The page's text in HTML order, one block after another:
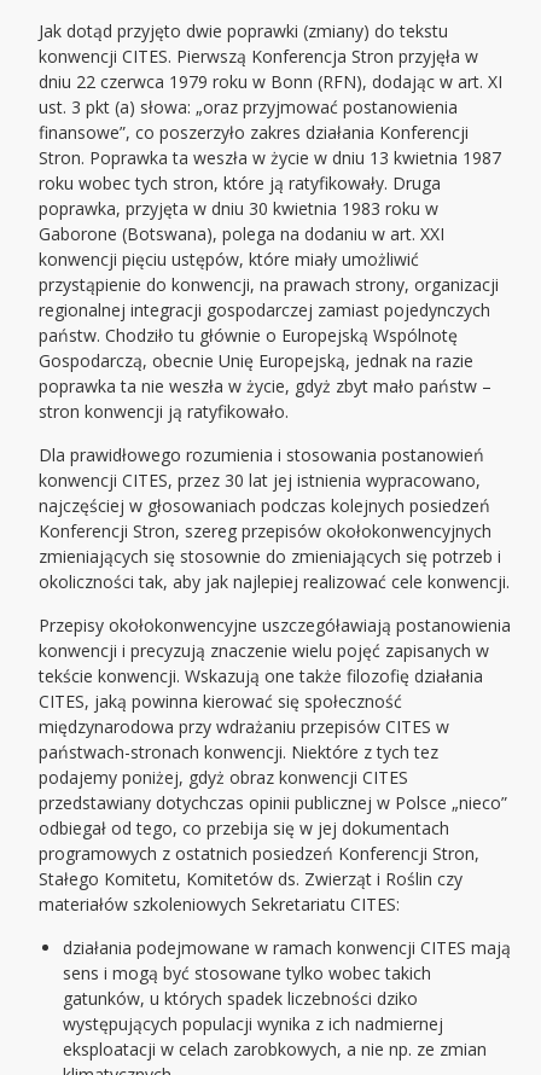
Jak dotąd przyjęto dwie poprawki (zmiany) do tekstu
konwencji CITES. Pierwszą Konferencja Stron przyjęła w
dniu 22 czerwca 1979 roku w Bonn (RFN), dodając w art. XI
ust. 3 pkt (a) słowa: „oraz przyjmować postanowienia
finansowe”, co poszerzyło zakres działania Konferencji
Stron. Poprawka ta weszła w życie w dniu 13 kwietnia 1987
roku wobec tych stron, które ją ratyfikowały. Druga
poprawka, przyjęta w dniu 30 kwietnia 1983 roku w
Gaborone (Botswana), polega na dodaniu w art. XXI
konwencji pięciu ustępów, które miały umożliwić
przystąpienie do konwencji, na prawach strony, organizacji
regionalnej integracji gospodarczej zamiast pojedynczych
państw. Chodziło tu głównie o Europejską Wspólnotę
Gospodarczą, obecnie Unię Europejską, jednak na razie
poprawka ta nie weszła w życie, gdyż zbyt mało państw –
stron konwencji ją ratyfikowało.
Dla prawidłowego rozumienia i stosowania postanowień
konwencji CITES, przez 30 lat jej istnienia wypracowano,
najczęściej w głosowaniach podczas kolejnych posiedzeń
Konferencji Stron, szereg przepisów okołokonwencyjnych
zmieniających się stosownie do zmieniających się potrzeb i
okoliczności tak, aby jak najlepiej realizować cele konwencji.
Przepisy okołokonwencyjne uszczegóławiają postanowienia
konwencji i precyzują znaczenie wielu pojęć zapisanych w
tekście konwencji. Wskazują one także filozofię działania
CITES, jaką powinna kierować się społeczność
międzynarodowa przy wdrażaniu przepisów CITES w
państwach-stronach konwencji. Niektóre z tych tez
podajemy poniżej, gdyż obraz konwencji CITES
przedstawiany dotychczas opinii publicznej w Polsce „nieco”
odbiegał od tego, co przebija się w jej dokumentach
programowych z ostatnich posiedzeń Konferencji Stron,
Stałego Komitetu, Komitetów ds. Zwierząt i Roślin czy
materiałów szkoleniowych Sekretariatu CITES:
działania podejmowane w ramach konwencji CITES mają
sens i mogą być stosowane tylko wobec takich
gatunków, u których spadek liczebności dziko
występujących populacji wynika z ich nadmiernej
eksploatacji w celach zarobkowych, a nie np. ze zmian